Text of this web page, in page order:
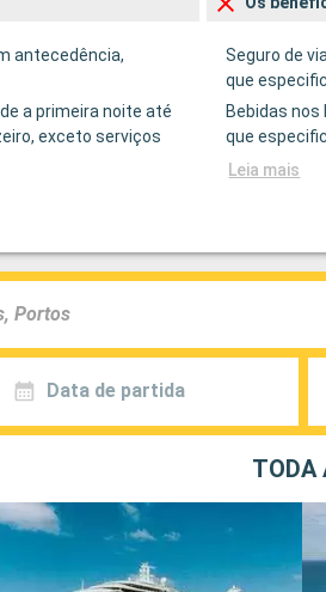
antecedência,
a primeira noite até
exceto serviços
Seguro de
que
Bebidas nos
que
Leia mais
Data de partida
TODA